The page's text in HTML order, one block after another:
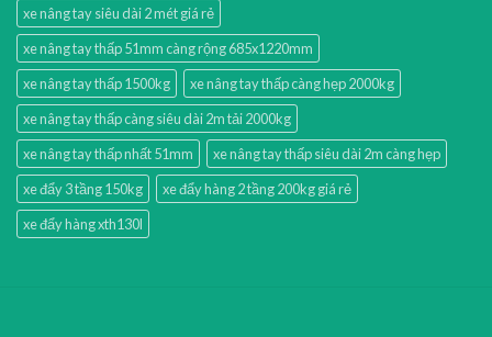
xe nâng tay siêu dài 2 mét giá rẻ
xe nâng tay thấp 51mm càng rộng 685x1220mm
xe nâng tay thấp 1500kg
xe nâng tay thấp càng hẹp 2000kg
xe nâng tay thấp càng siêu dài 2m tải 2000kg
xe nâng tay thấp nhất 51mm
xe nâng tay thấp siêu dài 2m càng hẹp
xe đẩy 3 tầng 150kg
xe đẩy hàng 2 tầng 200kg giá rẻ
xe đẩy hàng xth130l